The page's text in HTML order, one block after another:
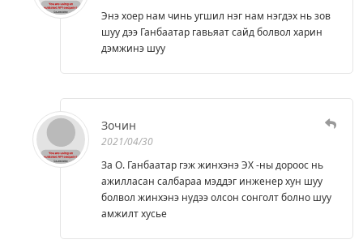
Энэ хоер нам чинь угшил нэг нам нэгдэх нь зов
шуу дээ Ганбаатар гавьяат сайд болвол харин
дэмжинэ шуу
Зочин
2021/04/30
За О. Ганбаатар гэж жинхэнэ ЭХ -ны дороос нь
ажилласан салбараа мэддэг инженер хун шуу
болвол жинхэнэ нудээ олсон сонголт болно шуу
амжилт хусье